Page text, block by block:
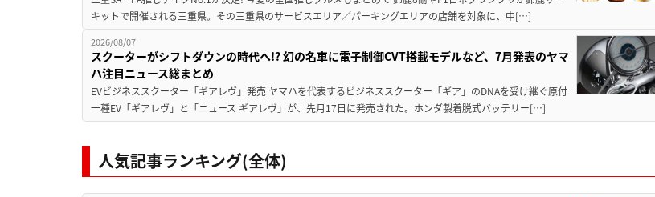
キットで開催される三重県。その三重県のサービスエリア／パーキングエリアの店舗を対象に、中[…]
2026/08/07
スクーターがシフトダウンの時代へ!? 幻の名車に電子制御CVT搭載モデルなど、7月発表のヤマ
ハ注目ニュース総まとめ
EVビジネススクーター「ギアレヴ」発売 ヤマハを代表するビジネススクーター「ギア」のDNAを受け継ぐ原付
一種EV「ギアレヴ」と「ニュース ギアレヴ」が、先月17日に発売された。ホンダ製着脱式バッテリー[…]
人気記事ランキング(全体)